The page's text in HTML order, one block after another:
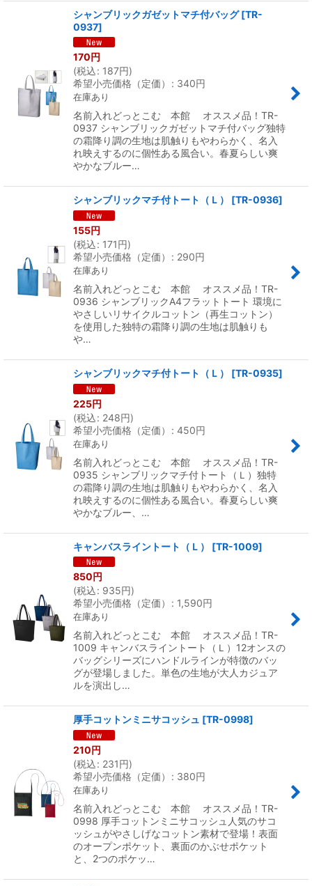
シャンブリックガゼットマチ付バッグ [TR-
0937]
170円
(税込: 187円)
希望小売価格（定価）
: 340円
在庫あり
名前入れどっとこむ 本館 オススメ品！TR-
0937 シャンブリックガゼットマチ付バッグ独特
の霜降り調の生地は肌触りもやわらかく、名入
れ映えするのに個性ある風合い。春夏らしい爽
やかなブルー…
シャンブリックマチ付トート（Ｌ） [TR-0936]
155円
(税込: 171円)
希望小売価格（定価）
: 290円
在庫あり
名前入れどっとこむ 本館 オススメ品！TR-
0936 シャンブリックA4フラットトート 環境に
やさしいリサイクルコットン（再生コットン）
を使用した独特の霜降り調の生地は肌触りも
や…
シャンブリックマチ付トート（Ｌ） [TR-0935]
225円
(税込: 248円)
希望小売価格（定価）
: 450円
在庫あり
名前入れどっとこむ 本館 オススメ品！TR-
0935 シャンブリックマチ付トート（Ｌ）独特
の霜降り調の生地は肌触りもやわらかく、名入
れ映えするのに個性ある風合い。春夏らしい爽
やかなブルー、…
キャンバスライントート（Ｌ） [TR-1009]
850円
(税込: 935円)
希望小売価格（定価）
: 1,590円
在庫あり
名前入れどっとこむ 本館 オススメ品！TR-
1009 キャンバスライントート（Ｌ）12オンスの
バッグシリーズにハンドルラインが特徴のバッ
グが登場しました。単色の生地が大人カジュア
ルを演出し…
厚手コットンミニサコッシュ [TR-0998]
210円
(税込: 231円)
希望小売価格（定価）
: 380円
在庫あり
名前入れどっとこむ 本館 オススメ品！TR-
0998 厚手コットンミニサコッシュ人気のサコ
ッシュがやさしげなコットン素材で登場！表面
のオープンポケット、裏面のかぶせポケット
と、2つのポケッ…